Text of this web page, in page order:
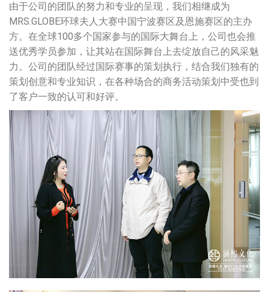
由于公司的团队的努力和专业的呈现，我们相继成为
MRS.GLOBE环球夫人大赛中国宁波赛区及恩施赛区的主办
方。在全球100多个国家参与的国际大舞台上，公司也会推
送优秀学员参加，让其站在国际舞台上去绽放自己的风采魅
力。公司的团队经过国际赛事的策划执行，结合我们独有的
策划创意和专业知识，在各种场合的商务活动策划中受也到
了客户一致的认可和好评。